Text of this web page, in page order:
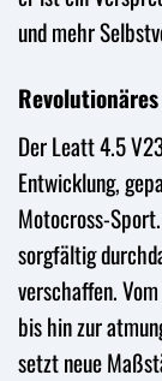
und mehr
Der Leatt 4.5
Entwicklung,
Motocross-
sorgfältig
verschaffen.
bis hin zur
setzt neue